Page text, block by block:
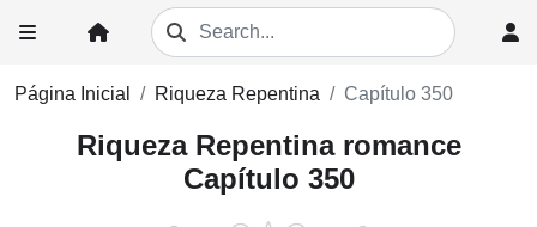
Página Inicial Riqueza Repentina Capítulo 350
Riqueza Repentina romance
Capítulo 350